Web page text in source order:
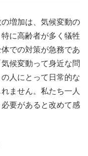
増加は、気候変動の
に高齢者が多く犠牲
での対策が急務であ
候変動って身近な問
人にとって日常的な
ません。私たち一人
要があると改めて感